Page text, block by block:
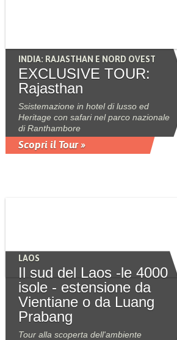
INDIA: RAJASTHAN E NORD OVEST
EXCLUSIVE TOUR:
Rajasthan
Ssistemazione in hotel di lusso ed
Heritage con safari nel parco nazionale
di Ranthambore
Scopri il Tour »
LAOS
Il sud del Laos -le 4000
isole - estensione da
Vientiane o da Luang
Prabang
Tour alla scoperta dell'ambiente